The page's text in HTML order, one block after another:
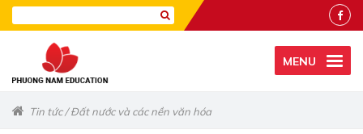
MENU
Tin tức/Đất nước và các nền văn hóa